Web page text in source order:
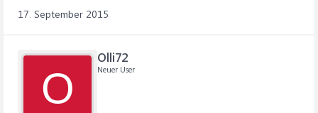
17. September 2015
O
Olli72
Neuer User